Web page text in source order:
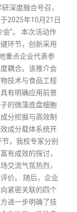
深度融合号召，
2025年10月21日
”。 本次活动作
环节，创新采用
重点企业代表参
耦合。该推介会
技术与食品工程
有明确应用前景
的微藻底盘细胞
分挖掘与高效制
成分载体系统开
，我校专家分别
有成效的探讨，
交流气氛热烈，
价。 随后，企业
紧密关联的四个
进一步明确了技